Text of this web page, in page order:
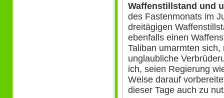
Waffenstillstand und
des Fastenmonats im
dreitägigen
ebenfalls einen
Taliban umarmten
unglaubliche
ich, seien Regierung
Weise darauf
dieser Tage auch zu